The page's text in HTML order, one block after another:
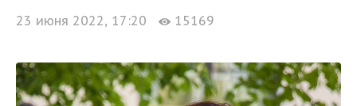
23 июня 2022, 17:20 15169